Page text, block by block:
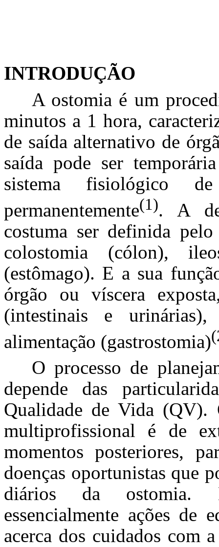
INTRODUÇÃO
A ostomia é um
minutos a 1 hora,
de saída alternativo de
saída pode ser
sistema fisiológico
permanentemente(1). A
costuma ser definida
colostomia (cólon),
(estômago). E a sua
órgão ou víscera
(intestinais e urinárias),
alimentação (gastrostomia)
O processo de
depende das
Qualidade de Vida (QV).
multiprofissional é de
momentos posteriores,
doenças oportunistas que
diários da ostomia.
essencialmente ações de
acerca dos cuidados com